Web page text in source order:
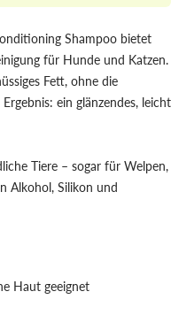
Shampoo bietet
für Hunde und Katzen.
Fett, ohne die
ein glänzendes, leicht
Tiere – sogar für Welpen,
Alkohol, Silikon und
Haut geeignet